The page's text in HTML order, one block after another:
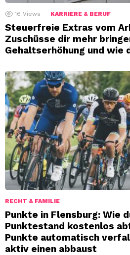
16 Views KARRIERE & BERUF
Steuerfreie Extras vom
Zuschüsse dir mehr
Gehaltserhöhung und wie
RECHT & FAMILIE
Punkte in Flensburg: Wie
Punktestand kostenlos
Punkte automatisch
aktiv einen abbaust